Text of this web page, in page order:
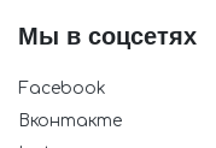
Мы в соцсетях
Facebook
Вконтакте